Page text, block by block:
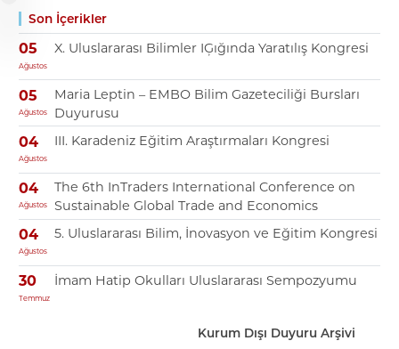
Son İçerikler
05
Ağustos
X. Uluslararası Bilimler IĢığında Yaratılış Kongresi
05
Ağustos
Maria Leptin – EMBO Bilim Gazeteciliği Bursları
Duyurusu
04
Ağustos
III. Karadeniz Eğitim Araştırmaları Kongresi
04
Ağustos
The 6th InTraders International Conference on
Sustainable Global Trade and Economics
04
Ağustos
5. Uluslararası Bilim, İnovasyon ve Eğitim Kongresi
30
Temmuz
İmam Hatip Okulları Uluslararası Sempozyumu
Kurum Dışı Duyuru Arşivi